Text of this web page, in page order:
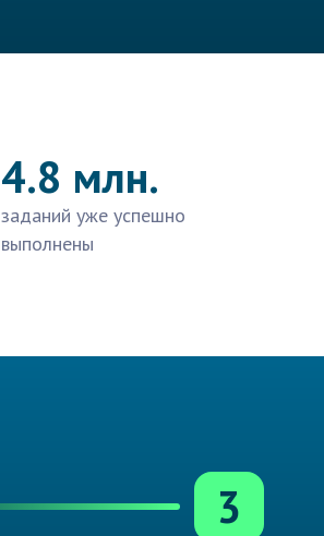
4.8 млн.
заданий уже успешно
выполнены
3